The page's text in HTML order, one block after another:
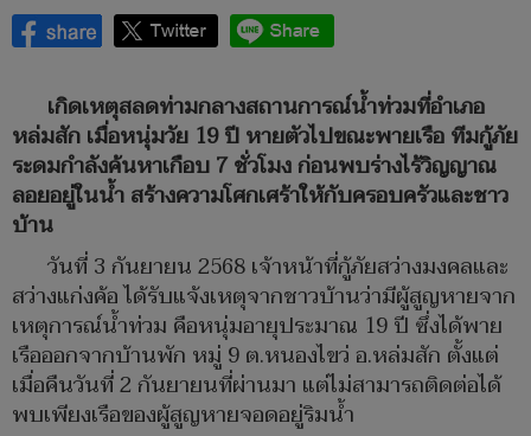
เกิดเหตุสลดท่ามกลางสถานการณ์น้ำท่วมที่อำเภอ
หล่มสัก เมื่อหนุ่มวัย 19 ปี หายตัวไปขณะพายเรือ ทีมกู้ภัย
ระดมกำลังค้นหาเกือบ 7 ชั่วโมง ก่อนพบร่างไร้วิญญาณ
ลอยอยู่ในน้ำ สร้างความโศกเศร้าให้กับครอบครัวและชาว
บ้าน
วันที่ 3 กันยายน 2568 เจ้าหน้าที่กู้ภัยสว่างมงคลและ
สว่างแก่งค้อ ได้รับแจ้งเหตุจากชาวบ้านว่ามีผู้สูญหายจาก
เหตุการณ์น้ำท่วม คือหนุ่มอายุประมาณ 19 ปี ซึ่งได้พาย
เรือออกจากบ้านพัก หมู่ 9 ต.หนองไขว่ อ.หล่มสัก ตั้งแต่
เมื่อคืนวันที่ 2 กันยายนที่ผ่านมา แต่ไม่สามารถติดต่อได้
พบเพียงเรือของผู้สูญหายจอดอยู่ริมน้ำ